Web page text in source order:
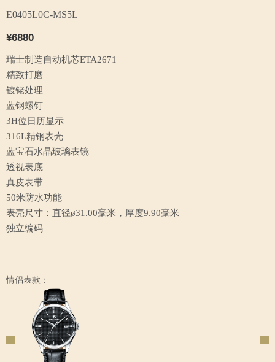
E0405L0C-MS5L
¥6880
瑞士制造自动机芯ETA2671
精致打磨
镀铑处理
蓝钢螺钉
3H位日历显示
316L精钢表壳
蓝宝石水晶玻璃表镜
透视表底
真皮表带
50米防水功能
表壳尺寸：直径ø31.00毫米，厚度9.90毫米
独立编码
情侣表款：